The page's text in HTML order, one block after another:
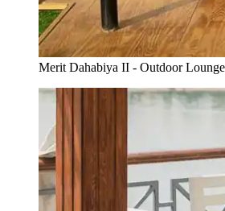
Merit Dahabiya II - Outdoor Lounge